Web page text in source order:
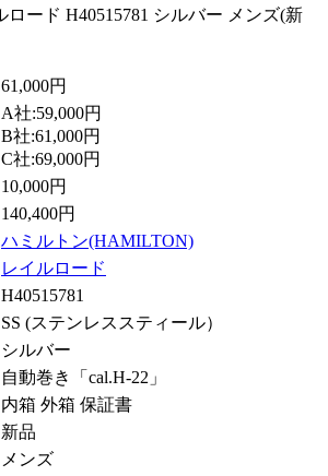
61,000円
A社:59,000円
B社:61,000円
C社:69,000円
10,000円
140,400円
ハミルトン(HAMILTON)
レイルロード
H40515781
SS (ステンレススティール）
シルバー
自動巻き「cal.H-22」
内箱 外箱 保証書
新品
メンズ